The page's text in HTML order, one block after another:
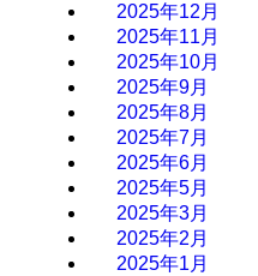
2025年12月
2025年11月
2025年10月
2025年9月
2025年8月
2025年7月
2025年6月
2025年5月
2025年3月
2025年2月
2025年1月